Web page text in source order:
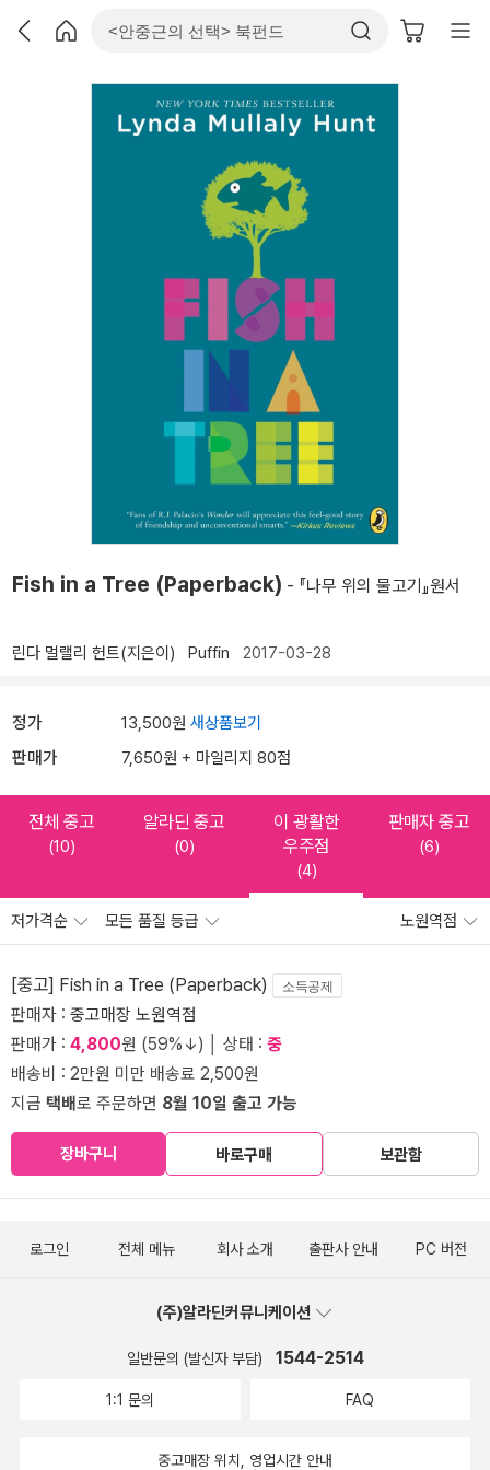
Fish in a Tree (Paperback) - 『나무 위의 물고기』원서
린다 멀랠리 헌트(지은이) Puffin 2017-03-28
정가 13,500원 새상품보기
판매가 7,650원 + 마일리지 80점
전체 중고
(10)
알라딘 중고
(0)
이 광활한
우주점
(4)
판매자 중고
(6)
저가격순 모든 품질 등급 노원역점
[중고] Fish in a Tree (Paperback) 소득공제
판매자 : 중고매장 노원역점
판매가 : 4,800원 (59%↓) │ 상태 : 중
배송비 : 2만원 미만 배송료 2,500원
지금 택배로 주문하면 8월 10일 출고 가능
장바구니 바로구매 보관함
로그인 전체 메뉴 회사 소개 출판사 안내 PC 버전
(주)알라딘커뮤니케이션
일반문의 (발신자 부담) 1544-2514
1:1 문의 FAQ
중고매장 위치, 영업시간 안내